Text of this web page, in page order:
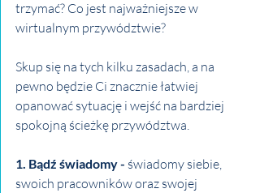
trzymać? Co jest najważniejsze w
wirtualnym przywództwie?
Skup się na tych kilku zasadach, a na
pewno będzie Ci znacznie łatwiej
opanować sytuację i wejść na bardziej
spokojną ścieżkę przywództwa.
1. Bądź świadomy - świadomy siebie,
swoich pracowników oraz swojej